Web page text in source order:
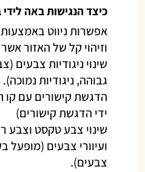
כיצד הנגישות באה לידי
אפשרות ניווט
וזיהוי קל של האזור
שינוי ניגודיות צבעים
גבוהה, ניגודיות נמוכה).
הדגשת קישורים עם קו
ידי הדגשת קישורים)
שינוי צבע טקסט וצבע
ועיוורי צבעים (מופעל
צבעים).